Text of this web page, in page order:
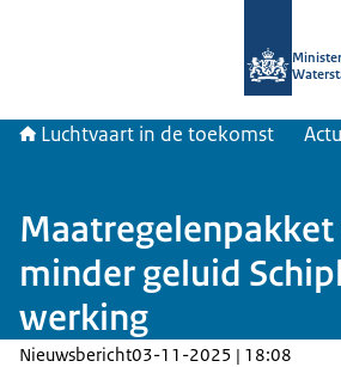
Luchtvaart in de toekomst
minder geluid
werking
Nieuwsbericht03-11-2025 | 18:08